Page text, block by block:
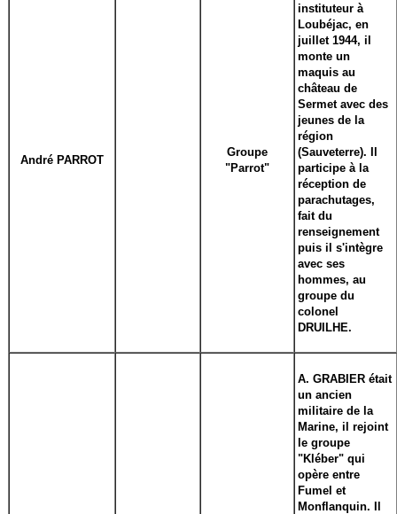
André PARROT
Groupe
"Parrot"
instituteur à
Loubéjac, en
juillet 1944, il
monte un
maquis au
château de
Sermet avec des
jeunes de la
région
(Sauveterre). Il
participe à la
réception de
parachutages,
fait du
renseignement
puis il s'intègre
avec ses
hommes, au
groupe du
colonel
DRUILHE.
A. GRABIER était
un ancien
militaire de la
Marine, il rejoint
le groupe
"Kléber" qui
opère entre
Fumel et
Monflanquin. Il